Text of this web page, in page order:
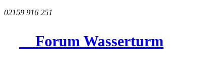
02159 916 251
Forum Wasserturm